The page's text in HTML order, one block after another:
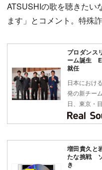
ATSUSHIの歌を聴きたい
ます」とコメント。特殊
プロダンス
ーム誕生
就任
日本におけ
発の新チー
日、東京・
増田貴久と
たな挑戦
き